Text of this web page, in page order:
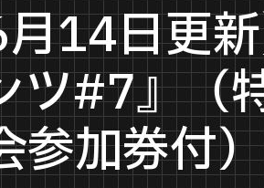
14日更
ツ#7』（
参加券付